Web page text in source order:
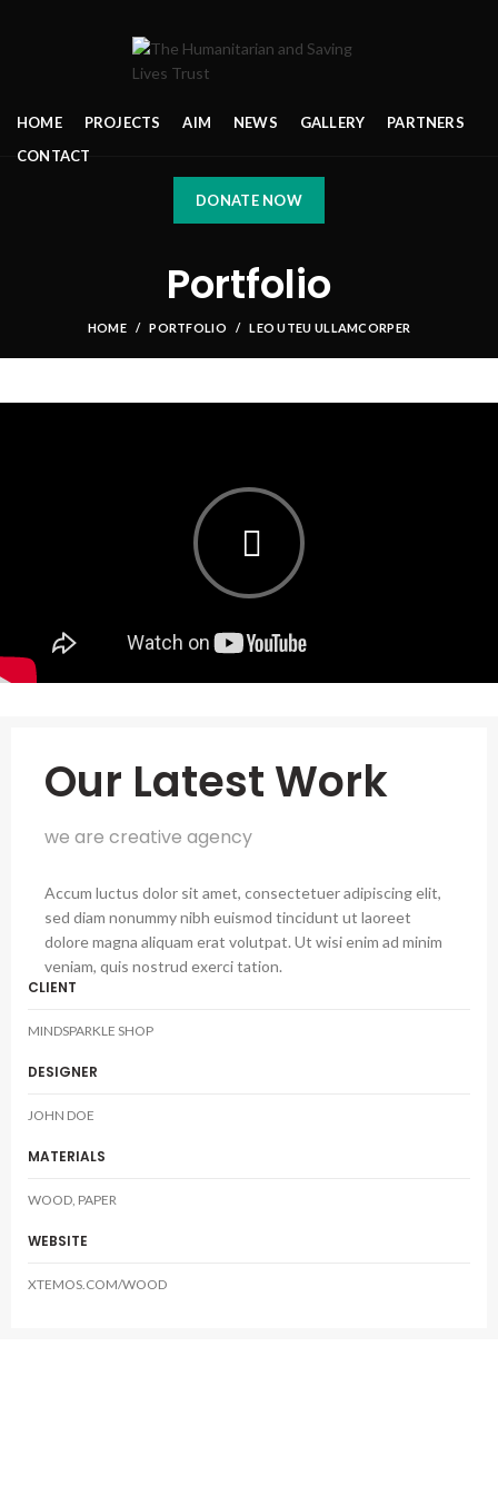
HOME PROJECTS AIM NEWS GALLERY
PARTNERS
CONTACT
DONATE NOW
Portfolio
HOME PORTFOLIO LEO UTEU ULLAMCORPER
Our Latest Work
we are creative agency
Accum luctus dolor sit amet, consectetuer adipiscing elit,
sed diam nonummy nibh euismod tincidunt ut laoreet
dolore magna aliquam erat volutpat. Ut wisi enim ad minim
veniam, quis nostrud exerci tation.
CLIENT
MINDSPARKLE SHOP
DESIGNER
JOHN DOE
MATERIALS
WOOD, PAPER
WEBSITE
XTEMOS.COM/WOOD